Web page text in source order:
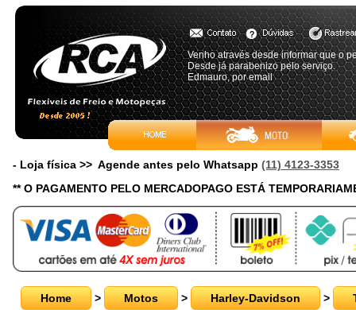
Venho através desde informar que o
Desde já parabenizo pelo serviço.
Edmauro, por email
- Loja física >> Agende antes pelo Whatsapp (11) 4123-3353
** O PAGAMENTO PELO MERCADOPAGO ESTÁ
Home > Motos > Harley-Davidson >